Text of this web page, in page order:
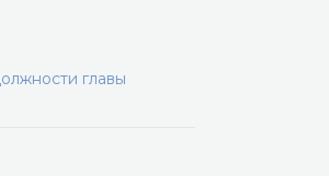
главы